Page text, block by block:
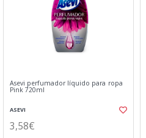
Asevi perfumador líquido para ropa
Pink 720ml
ASEVI
3,58€